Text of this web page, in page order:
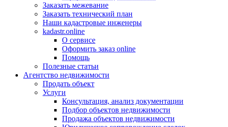
Заказать межевание
Заказать технический план
Наши кадастровые инженеры
kadastr.online
О сервисе
Оформить заказ online
Помощь
Полезные статьи
Агентство недвижимости
Продать объект
Услуги
Консультация, анализ документации
Подбор объектов недвижимости
Продажа объектов недвижимости